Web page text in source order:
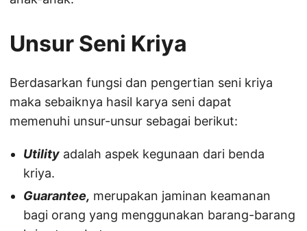
Unsur Seni Kriya
Berdasarkan fungsi dan pengertian seni kriya
maka sebaiknya hasil karya seni dapat
memenuhi unsur-unsur sebagai berikut:
Utility adalah aspek kegunaan dari benda
kriya.
Guarantee, merupakan jaminan keamanan
bagi orang yang menggunakan barang-barang